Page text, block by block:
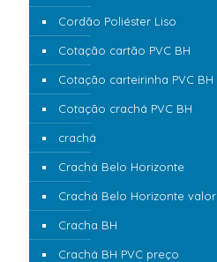
Cordão Poliéster Liso
Cotação cartão PVC BH
Cotação carteirinha PVC BH
Cotação crachá PVC BH
crachá
Crachá Belo Horizonte
Crachá Belo Horizonte valor
Cracha BH
Crachá BH PVC preço